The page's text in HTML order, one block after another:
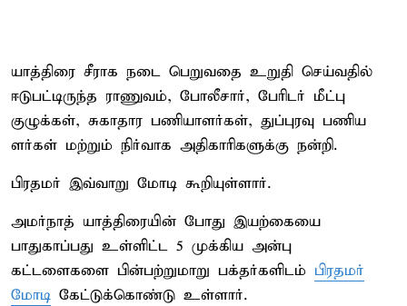
யாத்திரை சீராக நடை பெறுவதை உறுதி செய்வதில்
ஈடுபட்டிருந்த ராணுவம், போலீசார், பேரிடர் மீட்பு
குழுக்கள், சுகாதார பணியாளர்கள், துப்புரவு பணிய
ளர்கள் மற்றும் நிர்வாக அதிகாரிகளுக்கு நன்றி.
பிரதமர் இவ்வாறு மோடி கூறியுள்ளார்.
அமர்நாத் யாத்திரையின் போது இயற்கையை
பாதுகாப்பது உள்ளிட்ட 5 முக்கிய அன்பு
கட்டளைகளை பின்பற்றுமாறு பக்தர்களிடம் பிரதமர்
மோடி கேட்டுக்கொண்டு உள்ளார்.